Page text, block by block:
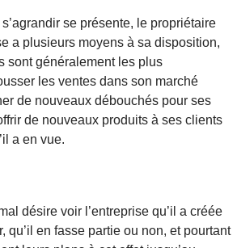
se présente, le propriétaire
a plusieurs moyens à sa disposition,
sont généralement les plus
les ventes dans son marché
de nouveaux débouchés pour ses
de nouveaux produits à ses clients
a en vue.
désire voir l’entreprise qu’il a créée
qu’il en fasse partie ou non, et pourtant